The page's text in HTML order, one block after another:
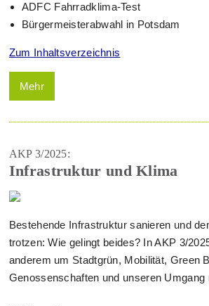
ADFC Fahrradklima-Test
Bürgermeisterabwahl in Potsdam
Zum Inhaltsverzeichnis
Mehr
AKP 3/2025:
Infrastruktur und Klima
Bestehende Infrastruktur sanieren und
trotzen: Wie gelingt beides? In AKP 3/
anderem um Stadtgrün, Mobilität, Green
Genossenschaften und unseren Umgang